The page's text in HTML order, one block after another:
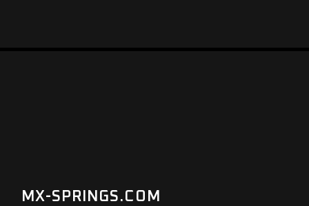
MX-SPRINGS.COM